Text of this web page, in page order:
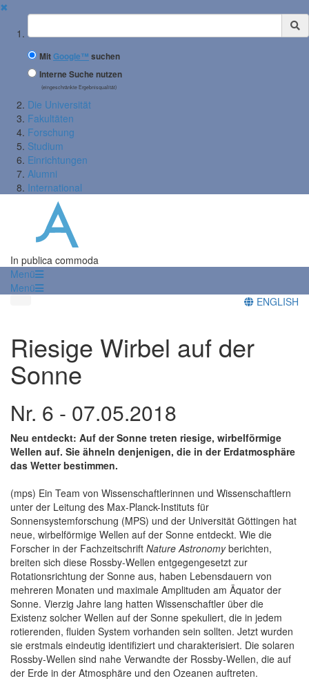
✖
Suchbegriff
MitGoogle™ suchen
Interne Suche nutzen
(eingeschränkte Ergebnisqualität)
Die Universität
Fakultäten
Forschung
Studium
Einrichtungen
Alumni
International
In publica commoda
Menü
Menü
ENGLISH
Riesige Wirbel auf der
Sonne
Nr. 6 - 07.05.2018
Neu entdeckt: Auf der Sonne treten riesige, wirbelförmige
Wellen auf. Sie ähneln denjenigen, die in der Erdatmosphäre
das Wetter bestimmen.
(mps) Ein Team von Wissenschaftlerinnen und Wissenschaftlern
unter der Leitung des Max-Planck-Instituts für
Sonnensystemforschung (MPS) und der Universität Göttingen hat
neue, wirbelförmige Wellen auf der Sonne entdeckt. Wie die
Forscher in der Fachzeitschrift Nature Astronomyberichten,
breiten sich diese Rossby-Wellen entgegengesetzt zur
Rotationsrichtung der Sonne aus, haben Lebensdauern von
mehreren Monaten und maximale Amplituden am Äquator der
Sonne. Vierzig Jahre lang hatten Wissenschaftler über die
Existenz solcher Wellen auf der Sonne spekuliert, die in jedem
rotierenden, fluiden System vorhanden sein sollten. Jetzt wurden
sie erstmals eindeutig identifiziert und charakterisiert. Die solaren
Rossby-Wellen sind nahe Verwandte der Rossby-Wellen, die auf
der Erde in der Atmosphäre und den Ozeanen auftreten.